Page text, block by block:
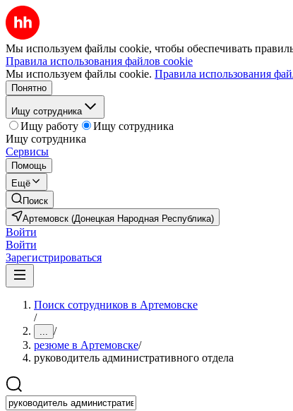
Мы используем файлы cookie, чтобы обеспечивать
Правила использования файлов cookie
Мы используем файлы cookie. Правила использования
Понятно
Ищу сотрудника
Ищу работу
Ищу сотрудника
Ищу сотрудника
Сервисы
Помощь
Ещё
Поиск
Артемовск (Донецкая Народная Республика)
Войти
Войти
Зарегистрироваться
Поиск сотрудников в Артемовске
/
... /
резюме в Артемовске/
руководитель административного отдела